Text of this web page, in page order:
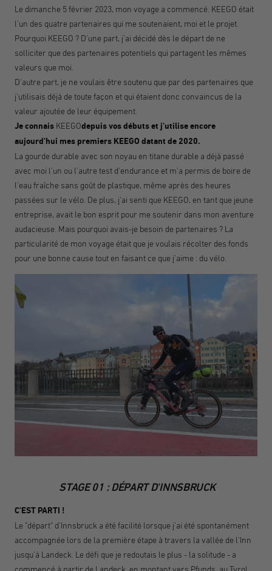
Le dimanche 5 février 2023, mon voyage a commencé. KEEGO était
l'un des quatre partenaires qui me soutenaient, moi et le projet.
Pourquoi KEEGO ? D'une part, j'ai décidé dès le départ de ne
solliciter que des partenaires potentiels qui partagent les mêmes
valeurs que moi.
D'autre part, je ne voulais être soutenu que par des partenaires que
j'utilisais déjà de toute façon et qui étaient donc convaincus de la
valeur ajoutée de leur équipement.
Je connais KEEGOdepuis vos débuts et j'utilise encore
aujourd'hui mes premiers KEEGO datant de 2020.
La gourde durable avec son noyau en titane durable a déjà passé
avec moi l'un ou l'autre test d'endurance et m'a permis de boire de
l'eau fraîche sans goût de plastique, même après des heures
passées sur le vélo. De plus, j'ai senti que KEEGO, en tant que jeune
entreprise, avait le bon esprit pour me soutenir dans mon aventure
audacieuse. Mais pourquoi avais-je besoin de partenaires ? La
particularité de mon voyage était que je voulais récolter des fonds
pour une bonne cause tout en faisant ce que j'aime : du vélo.
STAGE 01 : DÉPART D'INNSBRUCK
C'EST PARTI !
Le "départ" d'Innsbruck a été facilité lorsque j'ai été spontanément
accompagnée lors de la première étape à travers la vallée de l'Inn
jusqu'à Landeck. Le défi que je redoutais le plus - la solitude - a
commencé à partir de Landeck, en montant vers Pfunds, au Tyrol.